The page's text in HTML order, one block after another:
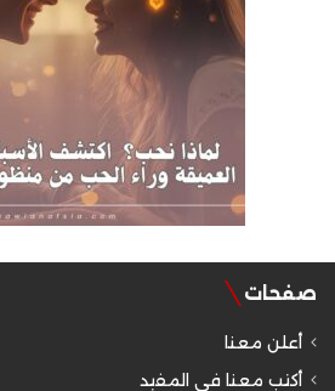
صفحات
أعلن معنا
أكتب معنا في المفيد